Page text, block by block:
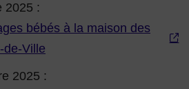
2025 :
bébés à la maison des
Ville
2025 :